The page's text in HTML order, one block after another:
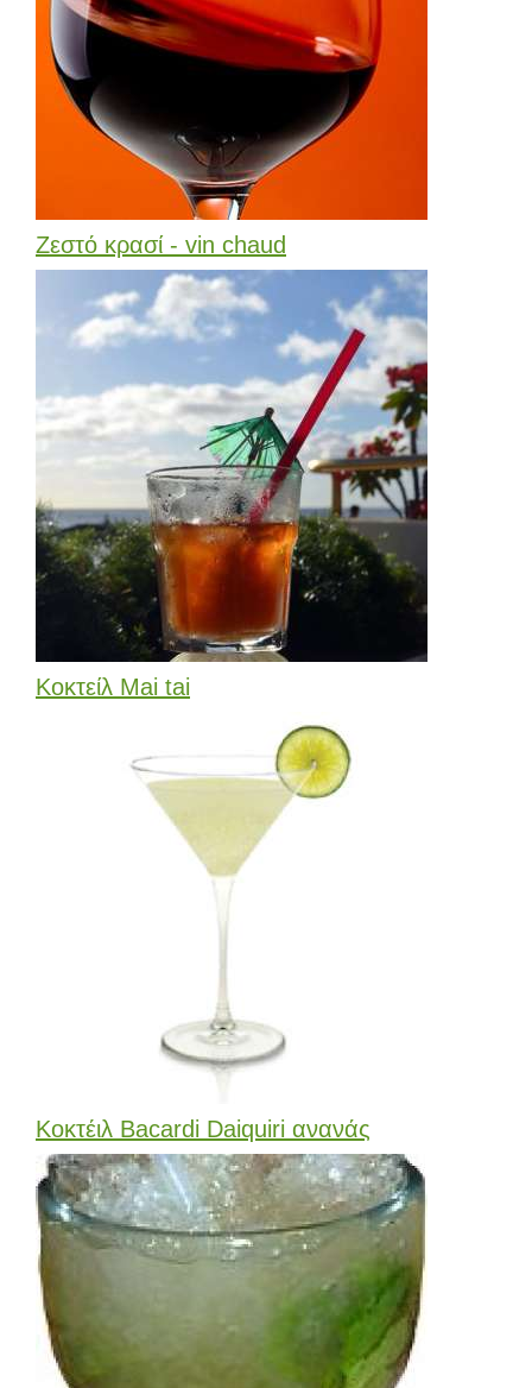
Ζεστό κρασί - vin chaud
Κοκτείλ Mai tai
Κοκτέιλ Bacardi Daiquiri ανανάς